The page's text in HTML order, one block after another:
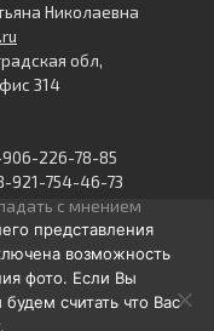
Николаевна
обл,
314
226-78-85
921-754-46-73
с мнением
представления
возможность
фото. Если Вы
считать что Вас